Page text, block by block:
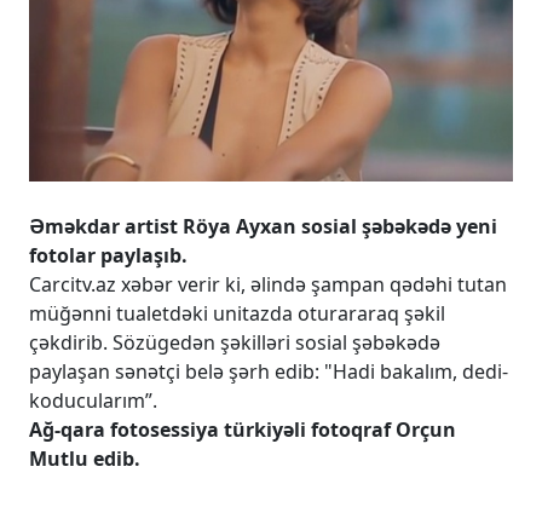
Əməkdar artist Röya Ayxan sosial şəbəkədə yeni
fotolar paylaşıb.
Carcitv.az xəbər verir ki, əlində şampan qədəhi tutan
müğənni tualetdəki unitazda oturararaq şəkil
çəkdirib. Sözügedən şəkilləri sosial şəbəkədə
paylaşan sənətçi belə şərh edib: "Hadi bakalım, dedi-
koducularım”.
Ağ-qara fotosessiya türkiyəli fotoqraf Orçun
Mutlu edib.